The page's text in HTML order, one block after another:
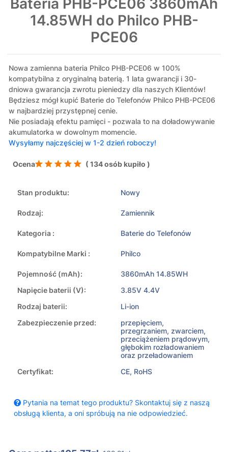
Bateria PHB-PCE06 3860mAh
14.85WH do Philco PHB-
PCE06
Nowa zamienna bateria Philco PHB-PCE06 w 100%
kompatybilna z oryginalną baterią. 1 lata gwarancji i 30-
dniowa gwarancja zwrotu pieniedzy dla naszych Klientów!
Będziesz mógł kupić Baterie do Telefonów Philco PHB-PCE06
w najbardziej przystępnej cenie.
Nie posiadają efektu pamięci - pozwala to na doładowywanie
akumulatorka w dowolnym momencie.
Wysyłamy najczęściej w 1-2 dzień roboczy!
Ocena ( 134 osób kupiło )
Stan produktu: Nowy
Rodzaj: Zamiennik
Kategoria : Baterie do Telefonów
Kompatybilne Marki : Philco
Pojemność (mAh):
3860mAh 14.85WH
Napięcie baterii (V):
3.85V 4.4V
Rodzaj baterii:
Li-ion
Zabezpieczenie przed:
przepięciem,
przegrzaniem, zwarciem,
przeciążeniem prądowym,
głębokim rozładowaniem
oraz przeładowaniem
Certyfikat:
CE, RoHS
Pytania na temat tego produktu? Skontaktuj się z naszą
obsługą klienta, a oni spróbują na nie odpowiedzieć.